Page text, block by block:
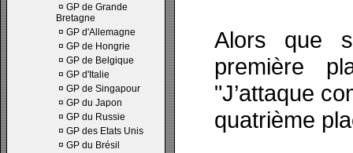
¤ GP de Grande
Bretagne
¤ GP d'Allemagne
¤ GP de Hongrie
¤ GP de Belgique
¤ GP d'Italie
¤ GP de Singapour
¤ GP du Japon
¤ GP du Russie
¤ GP des Etats Unis
¤ GP du Brésil
Alors que
première
"J’attaque
quatrième